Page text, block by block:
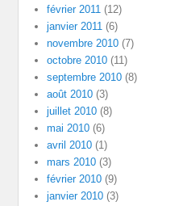
février 2011 (12)
janvier 2011 (6)
novembre 2010 (7)
octobre 2010 (11)
septembre 2010 (8)
août 2010 (3)
juillet 2010 (8)
mai 2010 (6)
avril 2010 (1)
mars 2010 (3)
février 2010 (9)
janvier 2010 (3)